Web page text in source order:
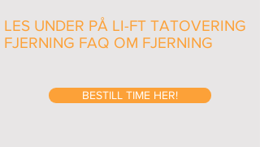
LES UNDER PÅ LI-FT TATOVERING
FJERNING FAQ OM FJERNING
BESTILL TIME HER!